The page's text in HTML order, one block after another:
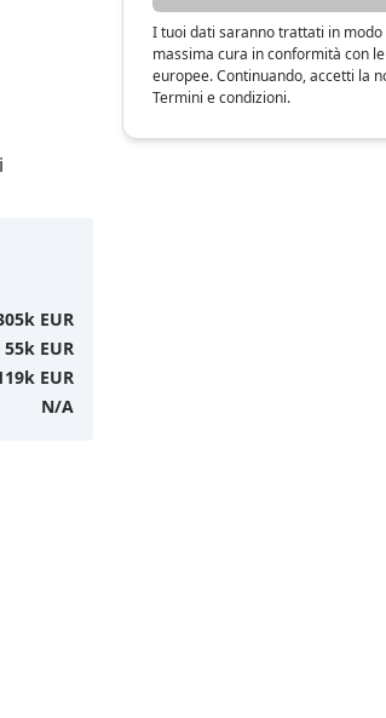
EUR
55k EUR
EUR
N/A
I tuoi dati saranno trattati in modo
massima cura in conformità con
europee. Continuando, accetti la
Termini e condizioni.